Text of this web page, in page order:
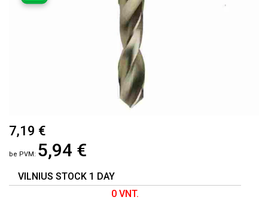
PAVEIKSLĖLIŲ
GALERIJOS
PRADŽIĄ
7,19 €
5,94 €
VILNIUS STOCK 1 DAY
0 VNT.